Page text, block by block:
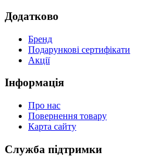
Додатково
Бренд
Подарункові сертифікати
Акції
Інформація
Про нас
Повернення товару
Карта сайту
Служба підтримки